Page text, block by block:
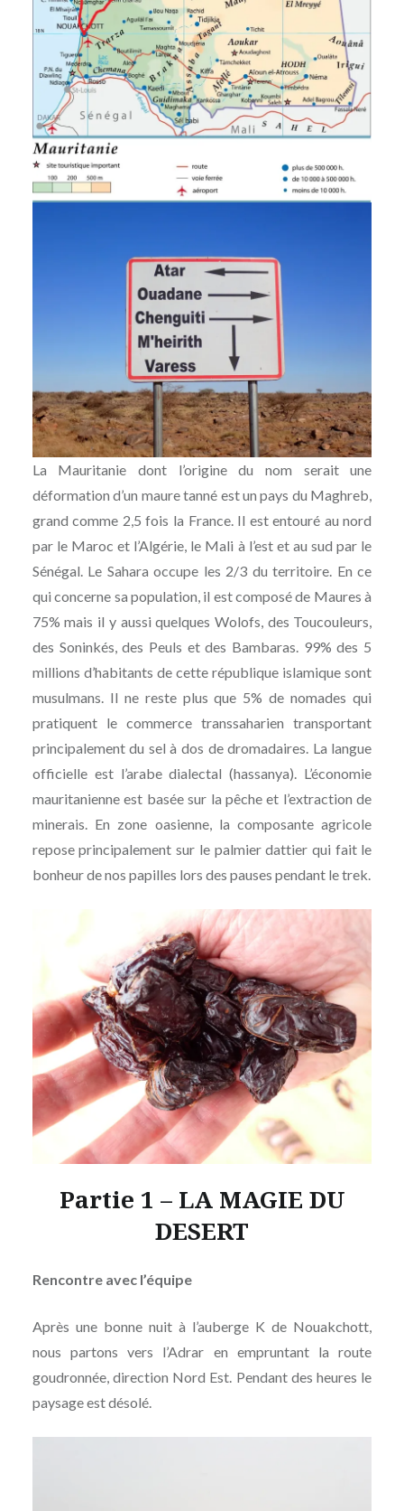
La Mauritanie dont l’origine du nom serait une
déformation d’un maure tanné est un pays du Maghreb,
grand comme 2,5 fois la France. Il est entouré au nord
par le Maroc et l’Algérie, le Mali à l’est et au sud par le
Sénégal. Le Sahara occupe les 2/3 du territoire. En ce
qui concerne sa population, il est composé de Maures à
75% mais il y aussi quelques Wolofs, des Toucouleurs,
des Soninkés, des Peuls et des Bambaras. 99% des 5
millions d’habitants de cette république islamique sont
musulmans. Il ne reste plus que 5% de nomades qui
pratiquent le commerce transsaharien transportant
principalement du sel à dos de dromadaires. La langue
officielle est l’arabe dialectal (hassanya). L’économie
mauritanienne est basée sur la pêche et l’extraction de
minerais. En zone oasienne, la composante agricole
repose principalement sur le palmier dattier qui fait le
bonheur de nos papilles lors des pauses pendant le trek.
Partie 1 – LA MAGIE DU
DESERT
Rencontre avec l’équipe
Après une bonne nuit à l’auberge K de Nouakchott,
nous partons vers l’Adrar en empruntant la route
goudronnée, direction Nord Est. Pendant des heures le
paysage est désolé.